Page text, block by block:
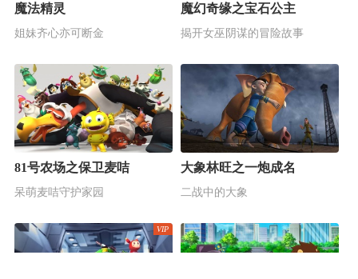
魔法精灵
姐妹齐心亦可断金
魔幻奇缘之宝石公主
揭开女巫阴谋的冒险故事
81号农场之保卫麦咭
呆萌麦咭守护家园
大象林旺之一炮成名
二战中的大象